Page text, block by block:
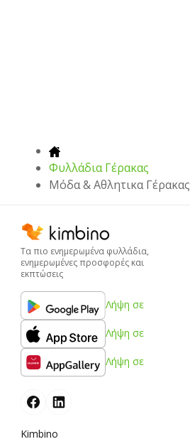
Φυλλάδια Γέρακας
Μόδα & Aθλητικα Γέρακας
Τα πιο ενημερωμένα φυλλάδια,
ενημερωμένες προσφορές και
εκπτώσεις
Λήψη σε
Λήψη σε
Λήψη σε
Kimbino